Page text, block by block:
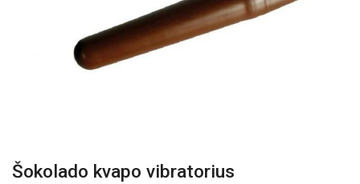
Šokolado kvapo vibratorius